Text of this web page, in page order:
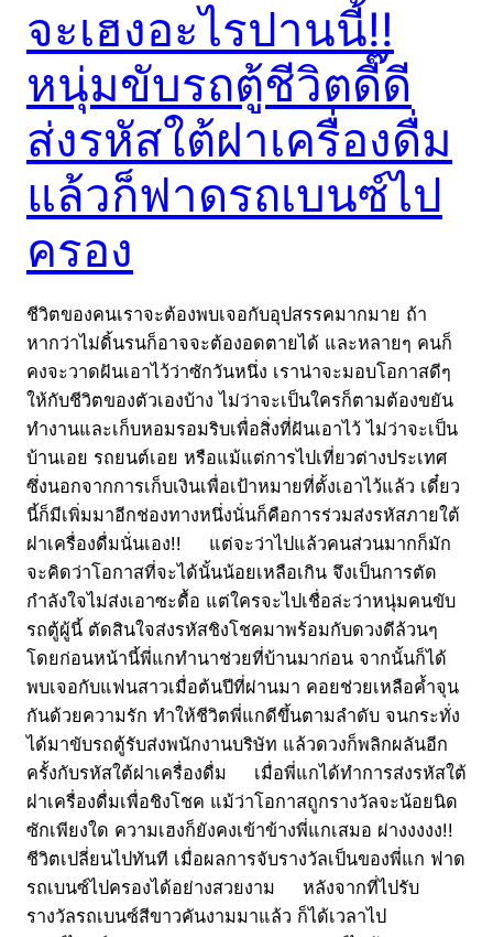
จะเฮงอะไรปานนี้!!
หนุ่มขับรถตู้ชีวิตดี๊ดี
ส่งรหัสใต้ฝาเครื่องดื่ม
แล้วก็ฟาดรถเบนซ์ไป
ครอง
ชีวิตของคนเราจะต้องพบเจอกับอุปสรรคมากมาย ถ้า
หากว่าไม่ดิ้นรนก็อาจจะต้องอดตายได้ และหลายๆ คนก็
คงจะวาดฝันเอาไว้ว่าซักวันหนึ่ง เราน่าจะมอบโอกาสดีๆ
ให้กับชีวิตของตัวเองบ้าง ไม่ว่าจะเป็นใครก็ตามต้องขยัน
ทำงานและเก็บหอมรอมริบเพื่อสิ่งที่ฝันเอาไว้ ไม่ว่าจะเป็น
บ้านเอย รถยนต์เอย หรือแม้แต่การไปเที่ยวต่างประเทศ
ซึ่งนอกจากการเก็บเงินเพื่อเป้าหมายที่ตั้งเอาไว้แล้ว เดี๋ยว
นี้ก็มีเพิ่มมาอีกช่องทางหนึ่งนั่นก็คือการร่วมส่งรหัสภายใต้
ฝาเครื่องดื่มนั่นเอง!! แต่จะว่าไปแล้วคนส่วนมากก็มัก
จะคิดว่าโอกาสที่จะได้นั้นน้อยเหลือเกิน จึงเป็นการตัด
กำลังใจไม่ส่งเอาซะดื้อ แต่ใครจะไปเชื่อล่ะว่าหนุ่มคนขับ
รถตู้ผู้นี้ ตัดสินใจส่งรหัสชิงโชคมาพร้อมกับดวงดีล้วนๆ
โดยก่อนหน้านี้พี่แกทำนาช่วยที่บ้านมาก่อน จากนั้นก็ได้
พบเจอกับแฟนสาวเมื่อต้นปีที่ผ่านมา คอยช่วยเหลือค้ำจุน
กันด้วยความรัก ทำให้ชีวิตพี่แกดีขึ้นตามลำดับ จนกระทั่ง
ได้มาขับรถตู้รับส่งพนักงานบริษัท แล้วดวงก็พลิกผลันอีก
ครั้งกับรหัสใต้ฝาเครื่องดื่ม เมื่อพี่แกได้ทำการส่งรหัสใต้
ฝาเครื่องดื่มเพื่อชิงโชค แม้ว่าโอกาสถูกรางวัลจะน้อยนิด
ซักเพียงใด ความเฮงก็ยังคงเข้าข้างพี่แกเสมอ ผ่างงงงง!!
ชีวิตเปลี่ยนไปทันที เมื่อผลการจับรางวัลเป็นของพี่แก ฟาด
รถเบนซ์ไปครองได้อย่างสวยงาม หลังจากที่ไปรับ
รางวัลรถเบนซ์สีขาวคันงามมาแล้ว ก็ได้เวลาไป